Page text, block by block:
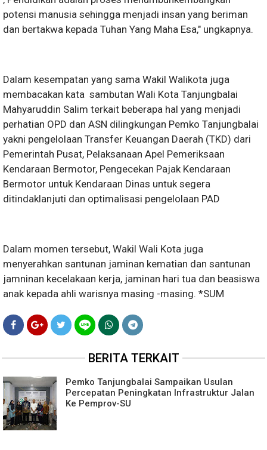
potensi manusia sehingga menjadi insan yang beriman
dan bertakwa kepada Tuhan Yang Maha Esa," ungkapnya.
Dalam kesempatan yang sama Wakil Walikota juga
membacakan kata sambutan Wali Kota Tanjungbalai
Mahyaruddin Salim terkait beberapa hal yang menjadi
perhatian OPD dan ASN dilingkungan Pemko Tanjungbalai
yakni pengelolaan Transfer Keuangan Daerah (TKD) dari
Pemerintah Pusat, Pelaksanaan Apel Pemeriksaan
Kendaraan Bermotor, Pengecekan Pajak Kendaraan
Bermotor untuk Kendaraan Dinas untuk segera
ditindaklanjuti dan optimalisasi pengelolaan PAD
Dalam momen tersebut, Wakil Wali Kota juga
menyerahkan santunan jaminan kematian dan santunan
jamninan kecelakaan kerja, jaminan hari tua dan beasiswa
anak kepada ahli warisnya masing -masing. *SUM
BERITA TERKAIT
Pemko Tanjungbalai Sampaikan Usulan
Percepatan Peningkatan Infrastruktur Jalan
Ke Pemprov-SU